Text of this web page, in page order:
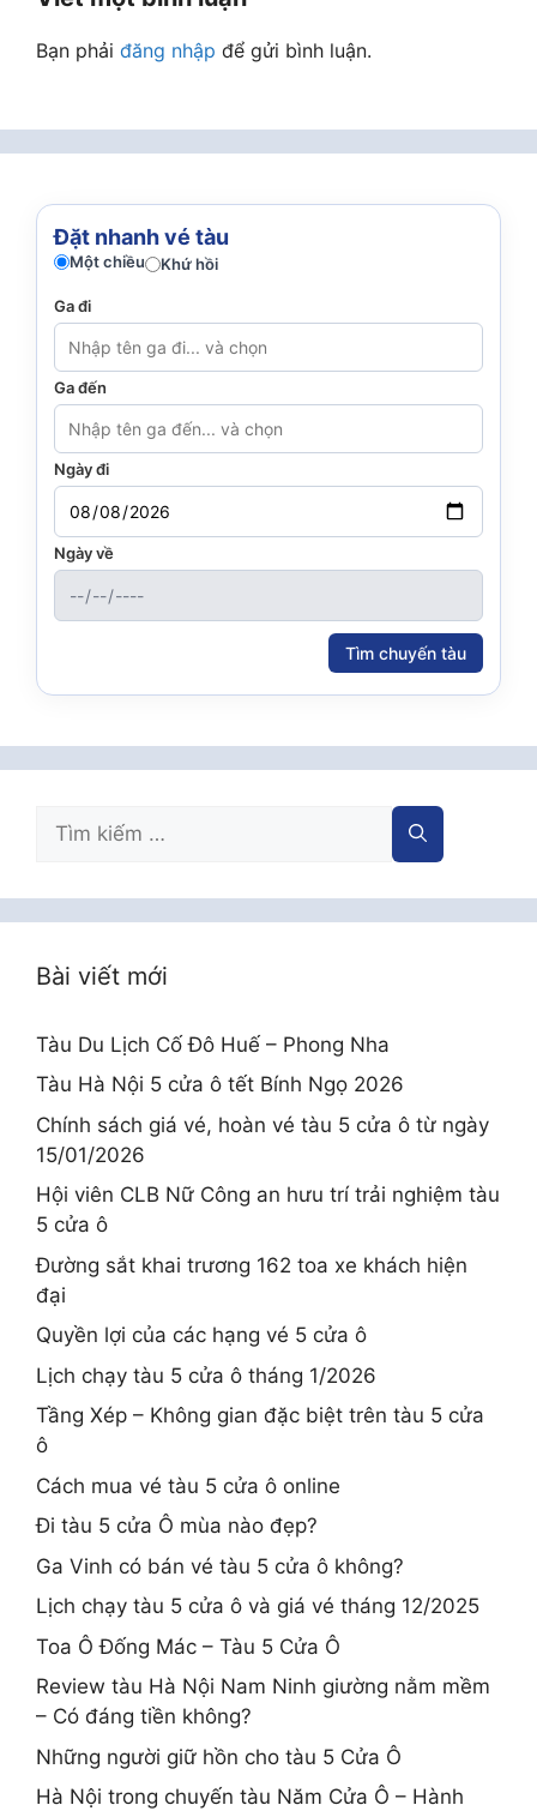
Bạn phải đăng nhập để gửi bình luận.
Đặt nhanh vé tàu
Một chiều Khứ hồi
Ga đi
Ga đến
Ngày đi
Ngày về
Tìm chuyến tàu
Tìm
kiếm
Bài viết mới
Tàu Du Lịch Cố Đô Huế – Phong Nha
Tàu Hà Nội 5 cửa ô tết Bính Ngọ 2026
Chính sách giá vé, hoàn vé tàu 5 cửa ô từ ngày
15/01/2026
Hội viên CLB Nữ Công an hưu trí trải nghiệm tàu
5 cửa ô
Đường sắt khai trương 162 toa xe khách hiện
đại
Quyền lợi của các hạng vé 5 cửa ô
Lịch chạy tàu 5 cửa ô tháng 1/2026
Tầng Xép – Không gian đặc biệt trên tàu 5 cửa
ô
Cách mua vé tàu 5 cửa ô online
Đi tàu 5 cửa Ô mùa nào đẹp?
Ga Vinh có bán vé tàu 5 cửa ô không?
Lịch chạy tàu 5 cửa ô và giá vé tháng 12/2025
Toa Ô Đống Mác – Tàu 5 Cửa Ô
Review tàu Hà Nội Nam Ninh giường nằm mềm
– Có đáng tiền không?
Những người giữ hồn cho tàu 5 Cửa Ô
Hà Nội trong chuyến tàu Năm Cửa Ô – Hành